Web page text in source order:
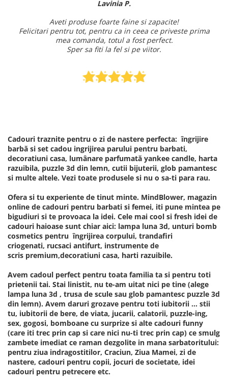
Alexandra Ionita T.
Cel mai rapid site de cumparaturi.
M.a salvat de doua ori de alergatura din magazine.
Produsele sunt de calitate, arata exact cum ma asteptam.
Nota 10 pentru suport clienti si livrare in 2 ore.
Cadouri traznite pentru o zi de nastere perfecta: îngrijire
barbă si set cadou ingrijirea parului pentru barbati,
decoratiuni casa, lumânare parfumată yankee candle, harta
razuibila, puzzle 3d din lemn, cutii bijuterii, glob pamantesc
si multe altele. Vezi toate produsele si nu o sa-ti para rau.
Ofera si tu experiente de tinut minte. MindBlower, magazin
online de cadouri pentru barbati si femei, iti pune mintea pe
bigudiuri si te provoaca la idei. Cele mai cool si fresh idei de
cadouri haioase sunt chiar aici: lampa luna 3d, unturi bomb
cosmetics pentru îngrijirea corpului, trandafiri
criogenati, rucsaci antifurt, instrumente de
scris premium,decoratiuni casa, harti razuibile.
Avem cadoul perfect pentru toata familia ta si pentru toti
prietenii tai. Stai linistit, nu te-am uitat nici pe tine (alege
lampa luna 3d , trusa de scule sau glob pamantesc puzzle 3d
din lemn). Avem daruri grozave pentru toti iubitorii ... stii
tu, iubitorii de bere, de viata, jucarii, calatorii, puzzle-ing,
sex, gogosi, bomboane cu surprize si alte cadouri funny
(care iti trec prin cap si care nici nu-ti trec prin cap) ce smulg
zambete imediat ce raman dezgolite in mana sarbatoritului:
pentru ziua indragostitilor, Craciun, Ziua Mamei, zi de
nastere, cadouri pentru copii, jocuri de societate, idei
cadouri pentru petrecere etc.